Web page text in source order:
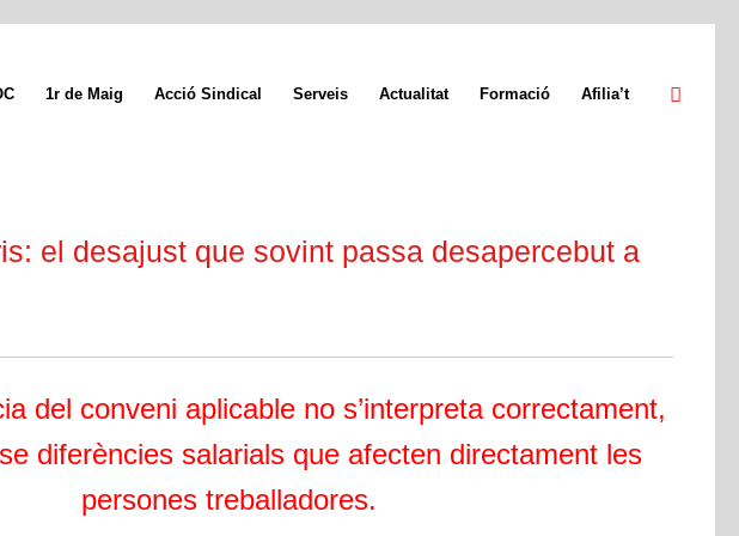
1r de Maig Acció Sindical Serveis Actualitat Formació Afilia’t
el desajust que sovint passa desapercebut a
del conveni aplicable no s’interpreta correctament,
diferències salarials que afecten directament les
persones treballadores.